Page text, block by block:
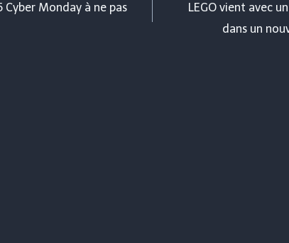
​​​​Monday à ne pas
LEGO vient avec
dans un